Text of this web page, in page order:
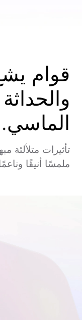
قوام
الماسي.
تأثيرات
ملمسًا أنيقًا